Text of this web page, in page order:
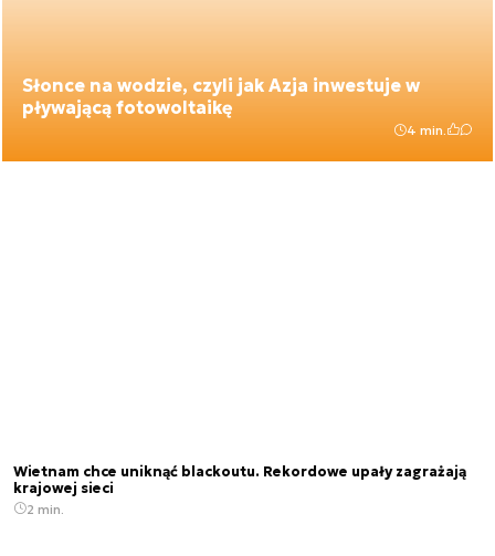
Słonce na wodzie, czyli jak Azja inwestuje w
pływającą fotowoltaikę
4 min.
Wietnam chce uniknąć blackoutu. Rekordowe upały zagrażają
krajowej sieci
2 min.